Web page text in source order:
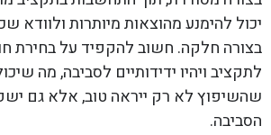
יכול להימנע מהוצאות מיותרות ולוודא
בצורה חלקה. חשוב להקפיד על בחירת
לתקציב ויהיו ידידותיים לסביבה, מה
שהשיפוץ לא רק ייראה טוב, אלא גם
הסביבה.